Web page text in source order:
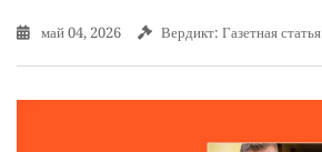
май 04, 2026 Вердикт: Газетная статья